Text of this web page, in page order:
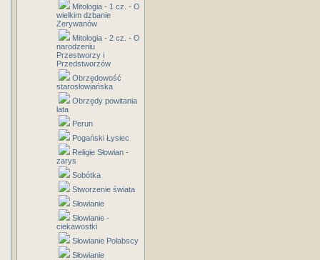
Mitologia - 1 cz. - O
wielkim dzbanie
Zerywanów
Mitologia - 2 cz. - O
narodzeniu
Przestworzy i
Przedstworzów
Obrzędowość
starosłowiańska
Obrzędy powitania
lata
Perun
Pogański Łysiec
Religie Słowian -
zarys
Sobótka
Stworzenie świata
Słowianie
Słowianie -
ciekawostki
Słowianie Połabscy
Słowianie